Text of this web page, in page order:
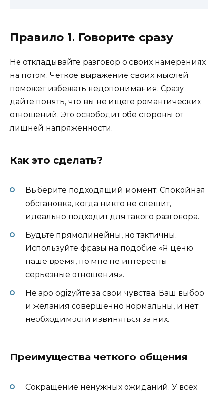
Правило 1. Говорите сразу
Не откладывайте разговор о своих намерениях
на потом. Четкое выражение своих мыслей
поможет избежать недопонимания. Сразу
дайте понять, что вы не ищете романтических
отношений. Это освободит обе стороны от
лишней напряженности.
Как это сделать?
Выберите подходящий момент. Спокойная
обстановка, когда никто не спешит,
идеально подходит для такого разговора.
Будьте прямолинейны, но тактичны.
Используйте фразы на подобие «Я ценю
наше время, но мне не интересны
серьезные отношения».
Не apologizуйте за свои чувства. Ваш выбор
и желания совершенно нормальны, и нет
необходимости извиняться за них.
Преимущества четкого общения
Сокращение ненужных ожиданий. У всех